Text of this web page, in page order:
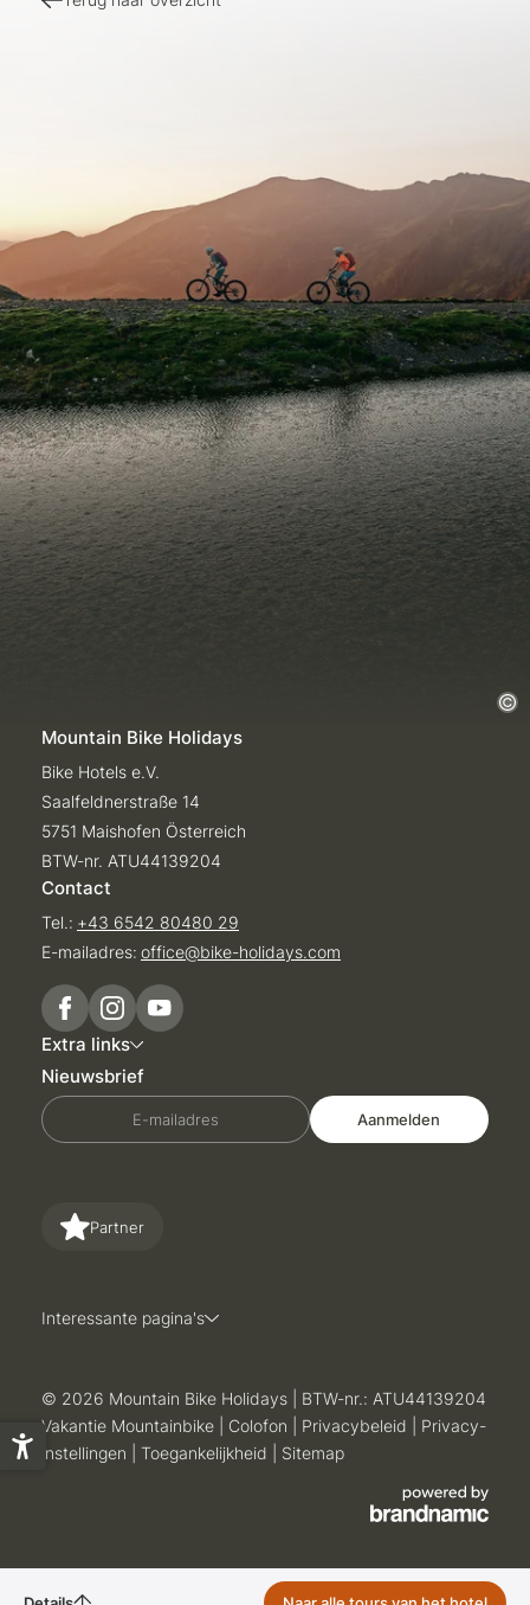
Mountain Bike Holidays
Bike Hotels e.V.
Saalfeldnerstraße 14
5751 Maishofen Österreich
BTW-nr. ATU44139204
Contact
Tel.: +43 6542 80480 29
E-mailadres: office@bike-holidays.com
Extra links
Nieuwsbrief
E-mailadres Aanmelden
Partner
Interessante pagina's
© 2026 Mountain Bike Holidays
BTW-nr.: ATU44139204
Vakantie Mountainbike
Colofon Privacybeleid
Privacy-
instellingen
Toegankelijkheid Sitemap